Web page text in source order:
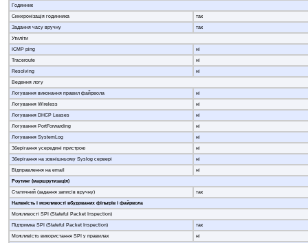
Годинник
Синхронізація годинника
так
Задання часу вручну
так
Утиліти
ICMP ping
ні
Traceroute
ні
Resolving
ні
Ведення логу
Логування виконання правил файрвола
ні
Логування Wireless
ні
Логування DHCP Leases
ні
Логування PortForwarding
ні
Логування SystemLog
ні
Зберігання усередині пристрою
ні
Зберігання на зовнішньому Syslog сервері
ні
Відправлення на email
ні
Роутинг (маршрутизація)
Статичний (задання записів вручну)
так
Наявність і можливості вбудованих фільтрів і файрвола
Можливості SPI (Stateful Packet Inspection)
Підтримка SPI (Stateful Packet Inspection)
так
Можливість використання SPI у правилах
ні